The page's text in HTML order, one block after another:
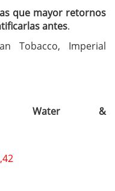
que mayor retornos
antes.
Tobacco, Imperial
Water &